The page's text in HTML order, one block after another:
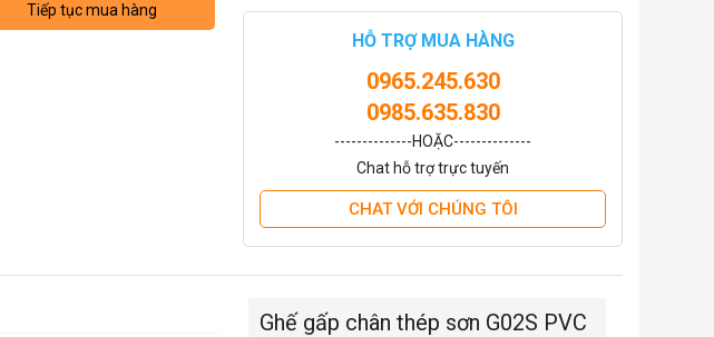
Tiếp tục mua hàng
HỖ TRỢ MUA HÀNG
0965.245.630
0985.635.830
--------------HOẶC--------------
Chat hỗ trợ trực tuyến
CHAT VỚI CHÚNG TÔI
Ghế gấp chân thép sơn G02S PVC